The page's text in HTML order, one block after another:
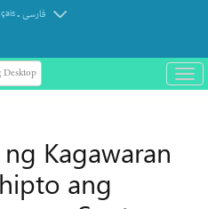
.فارسی
Desktop
باز
و
Kagawaran
ang